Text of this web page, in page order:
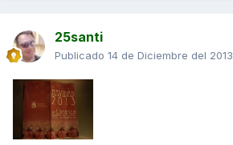
25santi
Publicado 14 de Diciembre del 2013